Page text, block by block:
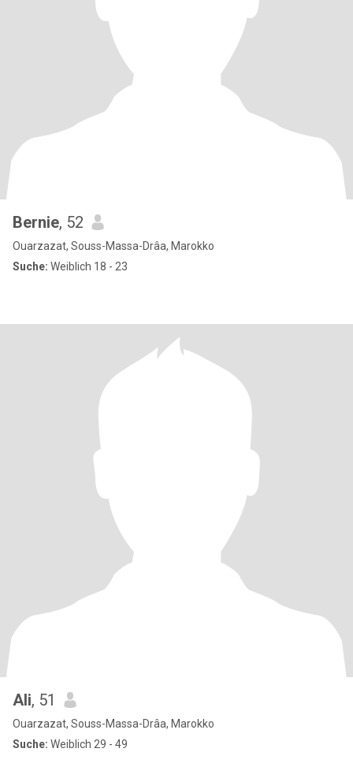
Bernie, 52
Ouarzazat, Souss-Massa-Drâa, Marokko
Suche: Weiblich 18 - 23
Ali, 51
Ouarzazat, Souss-Massa-Drâa, Marokko
Suche: Weiblich 29 - 49